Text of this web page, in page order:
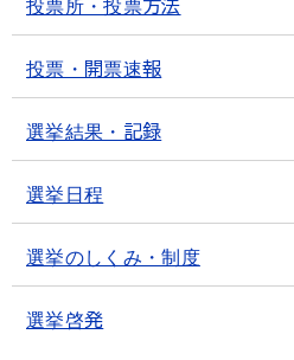
投票所・投票方法
投票・開票速報
選挙結果・記録
選挙日程
選挙のしくみ・制度
選挙啓発